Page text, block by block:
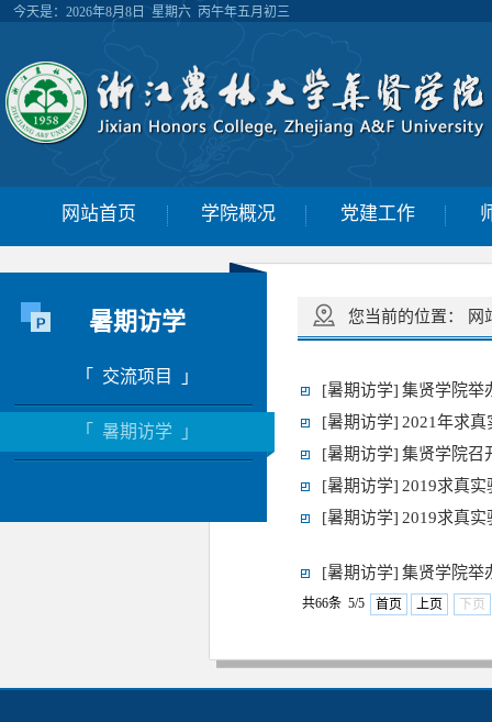
今天是： 2026年8月8日 星期六 丙午年五月初三
网站首页 学院概况 党建工作
暑期访学
「 交流项目 」
「 暑期访学 」
您当前的位置： 网
[暑期访学] 集贤学院举
[暑期访学] 2021年求
[暑期访学] 集贤学院召
[暑期访学] 2019求真
[暑期访学] 2019求真
[暑期访学] 集贤学院举
共66条 5/5 首页 上页 下页